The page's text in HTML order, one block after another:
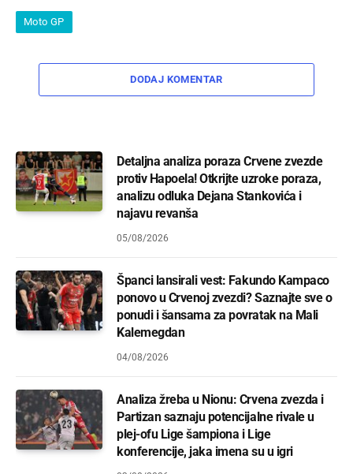
Moto GP
DODAJ KOMENTAR
Detaljna analiza poraza Crvene zvezde
protiv Hapoela! Otkrijte uzroke poraza,
analizu odluka Dejana Stankovića i
najavu revanša
05/08/2026
Španci lansirali vest: Fakundo Kampaco
ponovo u Crvenoj zvezdi? Saznajte sve o
ponudi i šansama za povratak na Mali
Kalemegdan
04/08/2026
Analiza žreba u Nionu: Crvena zvezda i
Partizan saznaju potencijalne rivale u
plej-ofu Lige šampiona i Lige
konferencije, jaka imena su u igri